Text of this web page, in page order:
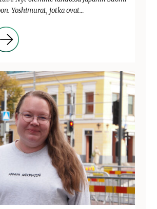
Yoshimurat, jotka ovat…